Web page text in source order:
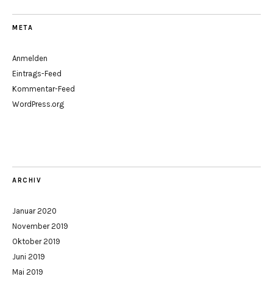
META
Anmelden
Eintrags-Feed
Kommentar-Feed
WordPress.org
ARCHIV
Januar 2020
November 2019
Oktober 2019
Juni 2019
Mai 2019